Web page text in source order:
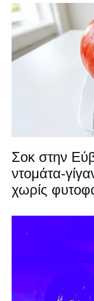
Σοκ στην
ντομάτα-
χωρίς